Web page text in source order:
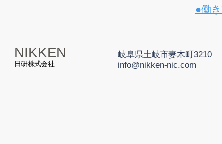
●働
NIKKEN
日研株式会社
岐阜県土岐市妻木町3210
info@nikken-nic.com